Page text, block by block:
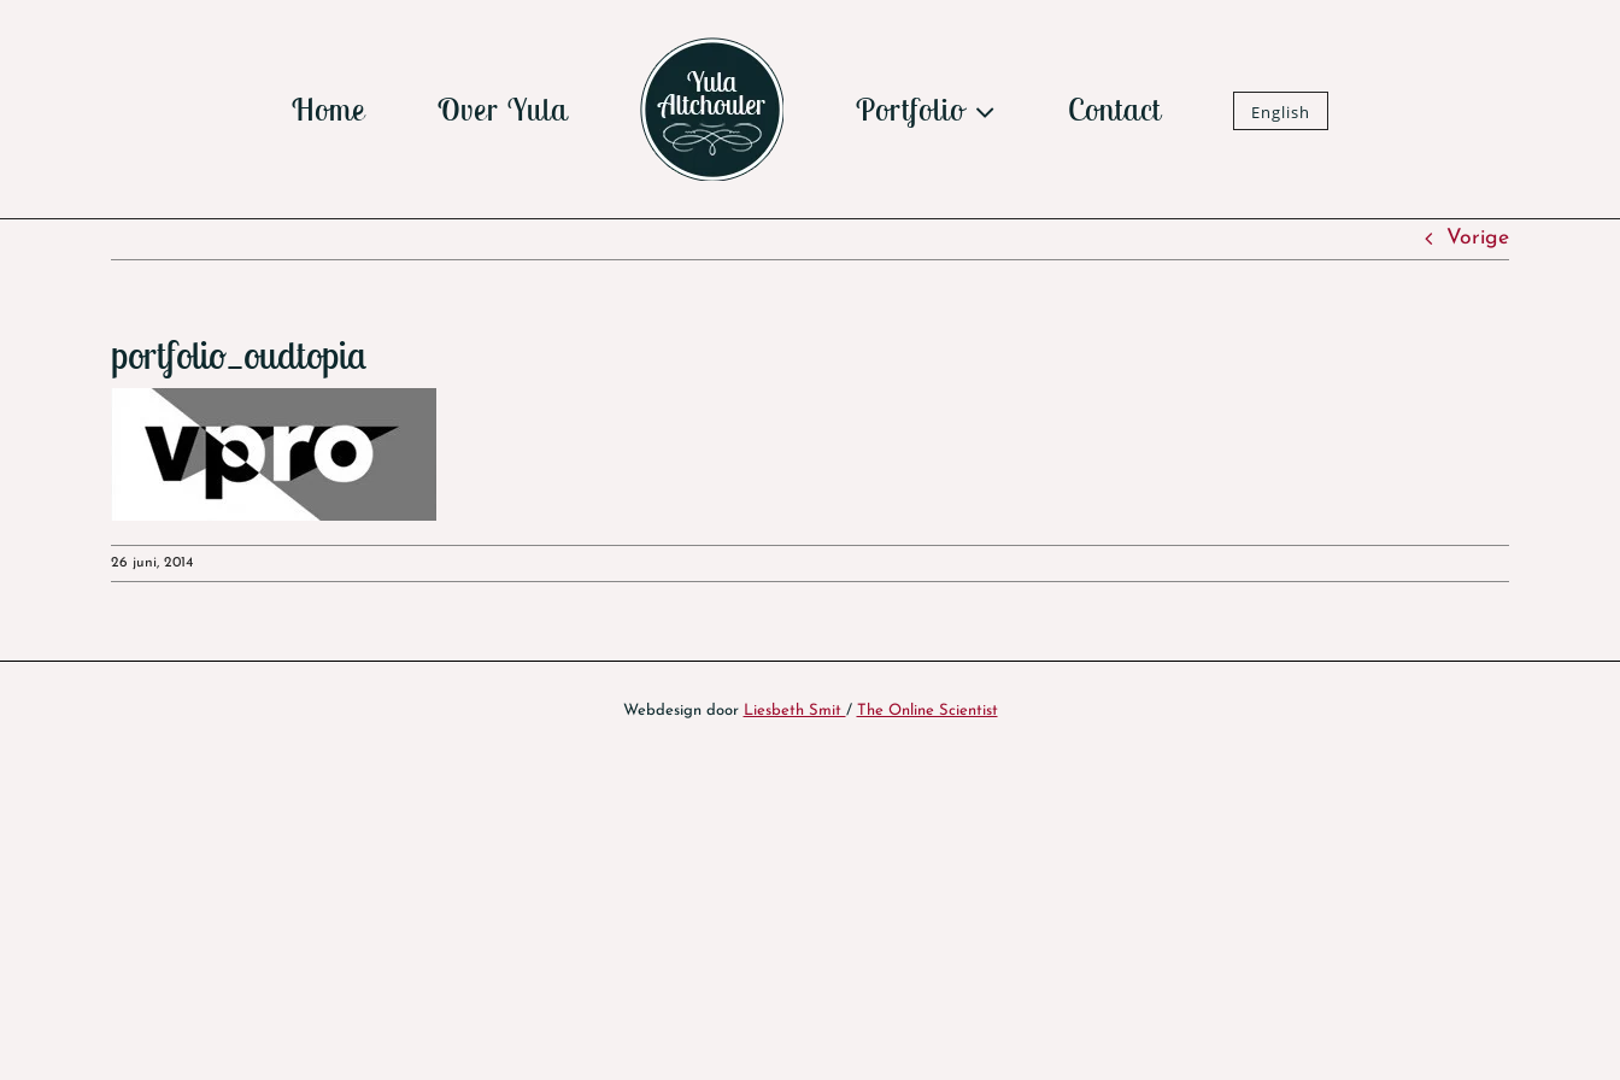
Home Over Yula Portfolio Contact English
Vorige
portfolio_oudtopia
26 juni, 2014
Webdesign door Liesbeth Smit / The Online Scientist